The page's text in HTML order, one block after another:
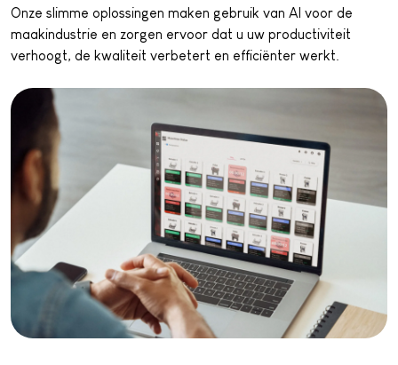
Onze slimme oplossingen maken gebruik van AI voor de
maakindustrie en zorgen ervoor dat u uw productiviteit
verhoogt, de kwaliteit verbetert en efficiënter werkt.